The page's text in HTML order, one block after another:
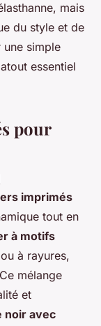
mais
du style et de
simple
essentiel
pour
imprimés
tout en
à motifs
à rayures,
mélange
et
noir avec